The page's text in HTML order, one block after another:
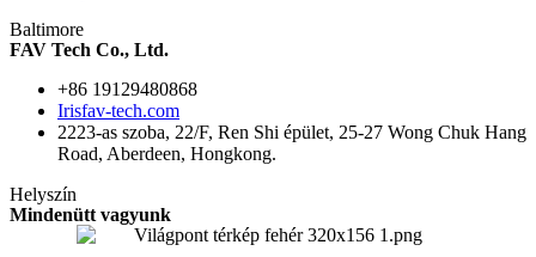
Baltimore
FAV Tech Co., Ltd.
+86 19129480868
Irisfav-tech.com
2223-as szoba, 22/F, Ren Shi épület, 25-27 Wong Chuk Hang
Road, Aberdeen, Hongkong.
Helyszín
Mindenütt vagyunk